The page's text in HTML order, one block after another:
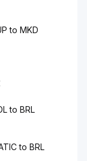
to MKD
to BRL
to BRL